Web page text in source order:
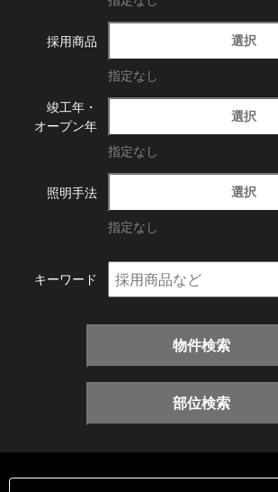
採用商品 選択
指定なし
竣工年・
オープン年
選択
指定なし
照明手法 選択
指定なし
キーワード
物件検索
部位検索